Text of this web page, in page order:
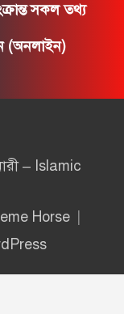
সকল তথ্য
(অনলাইন)
– Islamic
Horse